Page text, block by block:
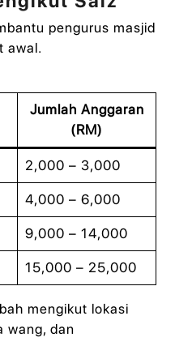
pengurus masjid
awal.
Jumlah Anggaran
(RM)
2,000 – 3,000
4,000 – 6,000
9,000 – 14,000
15,000 – 25,000
mengikut lokasi
wang, dan